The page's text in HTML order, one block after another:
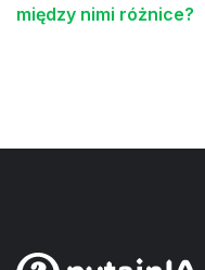
między nimi różnice?